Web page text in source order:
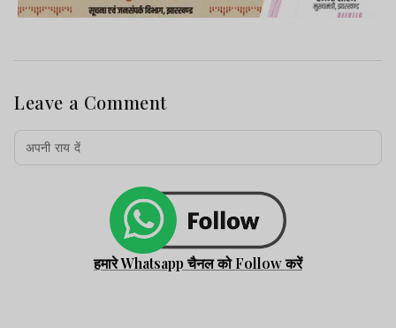
Leave a Comment
हमारे Whatsapp चैनल को Follow करें